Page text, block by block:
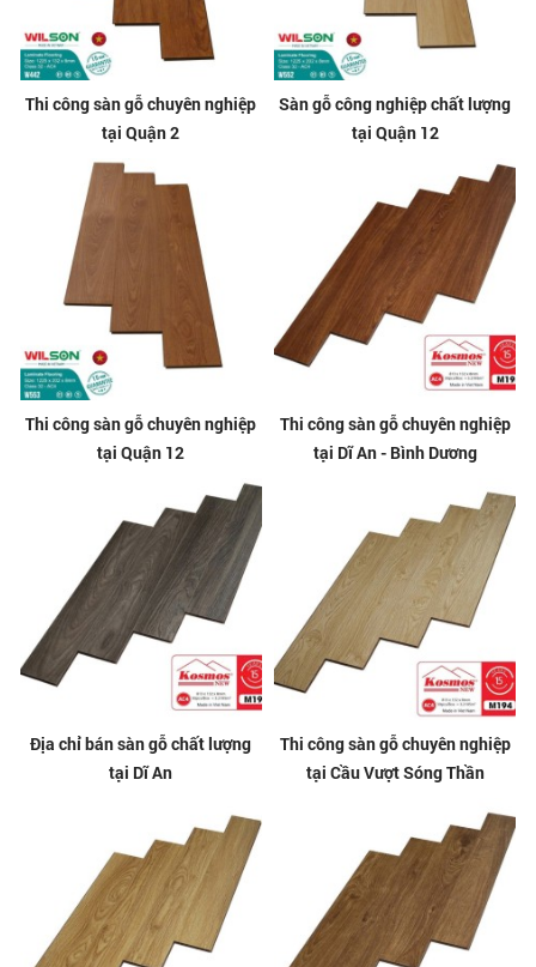
Thi công sàn gỗ chuyên nghiệp
tại Quận 2
Sàn gỗ công nghiệp chất lượng
tại Quận 12
Thi công sàn gỗ chuyên nghiệp
tại Quận 12
Thi công sàn gỗ chuyên nghiệp
tại Dĩ An - Bình Dương
Địa chỉ bán sàn gỗ chất lượng
tại Dĩ An
Thi công sàn gỗ chuyên nghiệp
tại Cầu Vượt Sóng Thần